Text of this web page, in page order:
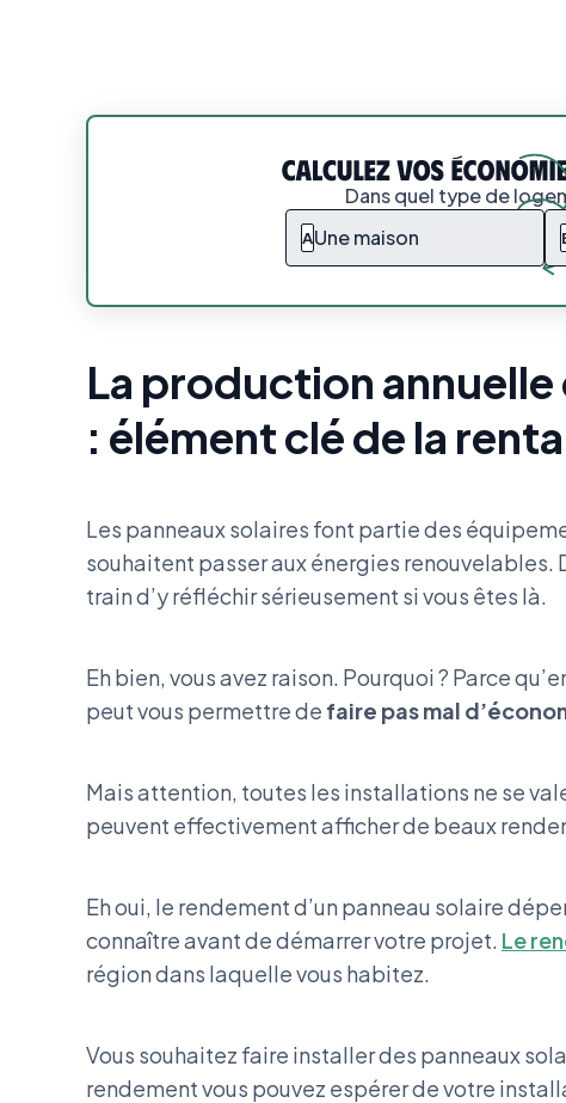
Dans quel type de
AUne maison
La production annuelle
: élément clé de la
Les panneaux solaires font partie des
souhaitent passer aux énergies renouvelables.
train d’y réfléchir sérieusement si vous êtes là.
Eh bien, vous avez raison. Pourquoi ? Parce
peut vous permettre de faire pas mal
Mais attention, toutes les installations ne se
peuvent effectivement afficher de beaux
Eh oui, le rendement d’un panneau solaire
connaître avant de démarrer votre projet. Le
région dans laquelle vous habitez.
Vous souhaitez faire installer des panneaux
rendement vous pouvez espérer de votre